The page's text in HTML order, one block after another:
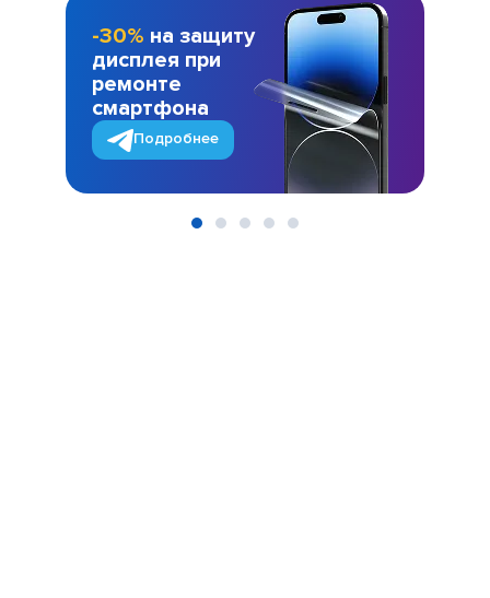
-30% на защиту
дисплея при
ремонте
смартфона
Подробнее